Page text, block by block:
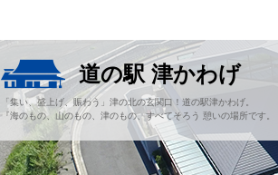
道の駅 津かわげ
「集い、盛上げ、賑わう」津の北の玄関口！道の駅津かわげ。
『海のもの、山のもの、津のもの、すべてそろう 憩いの場所です。